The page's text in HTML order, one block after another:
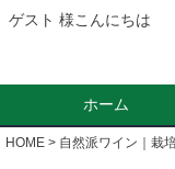
ゲスト 様こんにちは
ホーム
HOME 自然派ワイン｜栽